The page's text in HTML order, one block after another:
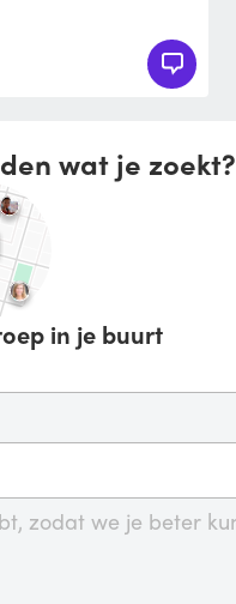
wat je zoekt?
in je buurt